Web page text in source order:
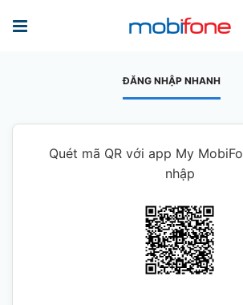
ĐĂNG NHẬP NHANH
Quét mã QR với app My
nhập